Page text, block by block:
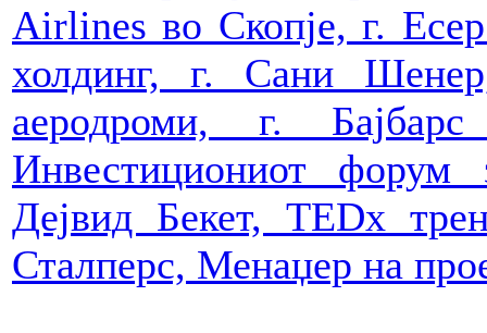
Airlines во Скопје, г.
холдинг, г. Сани
аеродроми, г.
Инвестициониот форум
Дејвид Бекет, TEDx
Сталперс, Менаџер на